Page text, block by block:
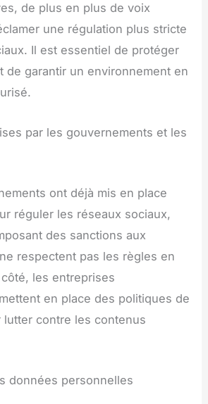
de plus en plus de voix
une régulation plus stricte
Il est essentiel de protéger
de garantir un environnement en
par les gouvernements et les
ont déjà mis en place
réguler les réseaux sociaux,
des sanctions aux
respectent pas les règles en
les entreprises
en place des politiques de
lutter contre les contenus
données personnelles